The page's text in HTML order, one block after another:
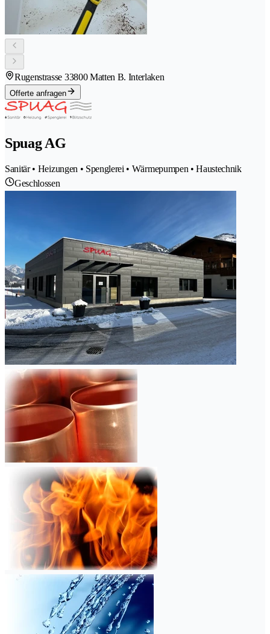
Rugenstrasse 33800 Matten B. Interlaken
Offerte anfragen
Spuag AG
Sanitär • Heizungen • Spenglerei • Wärmepumpen • Haustechnik
Geschlossen